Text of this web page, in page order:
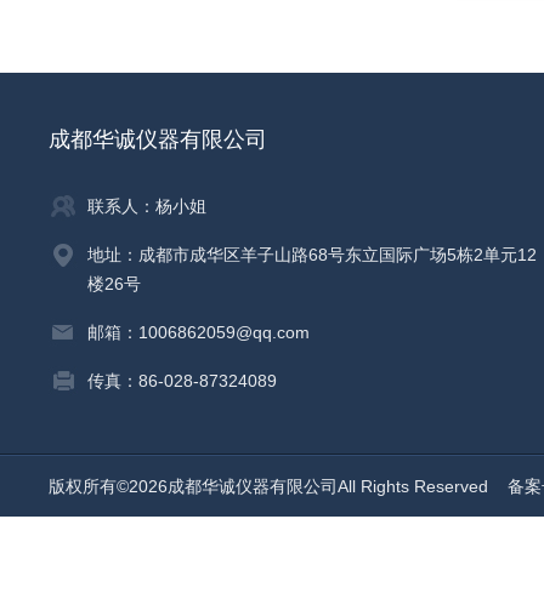
成都华诚仪器有限公司
联系人：杨小姐
地址：成都市成华区羊子山路68号东立国际广场5栋2单元12
楼26号
邮箱：1006862059@qq.com
传真：86-028-87324089
版权所有©2026成都华诚仪器有限公司All Rights Reserved 备